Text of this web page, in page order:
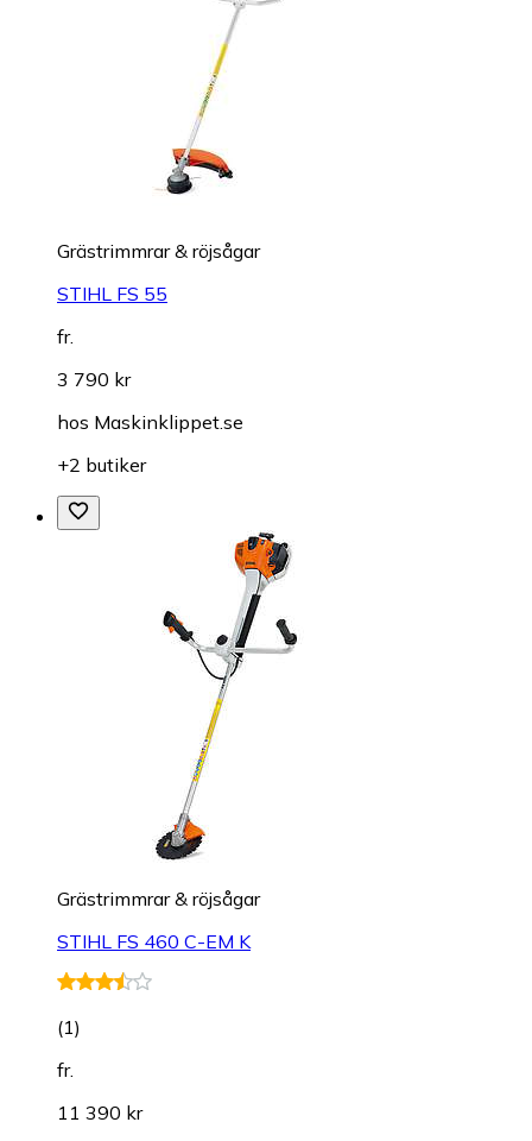
Grästrimmrar & röjsågar
STIHL FS 55
fr.
3 790 kr
hos Maskinklippet.se
+2 butiker
Grästrimmrar & röjsågar
STIHL FS 460 C-EM K
(1)
fr.
11 390 kr